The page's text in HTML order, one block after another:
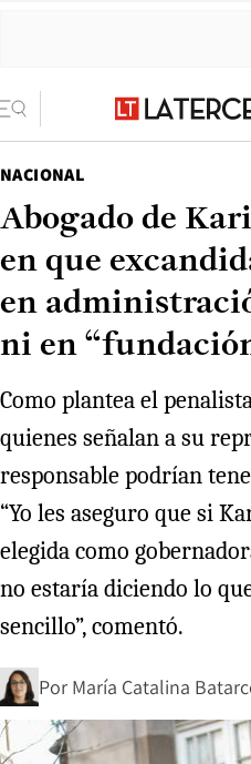
NACIONAL
Abogado de
en que
en
ni en
Como plantea el
quienes señalan a su
responsable podrían
“Yo les aseguro que si
elegida como
no estaría diciendo lo
sencillo”, comentó.
Por María Catalina